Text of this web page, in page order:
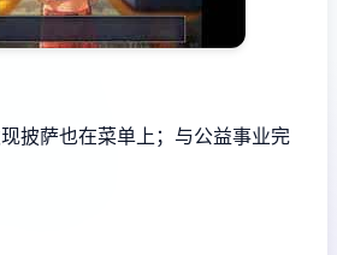
披萨也在菜单上；与公益事业完